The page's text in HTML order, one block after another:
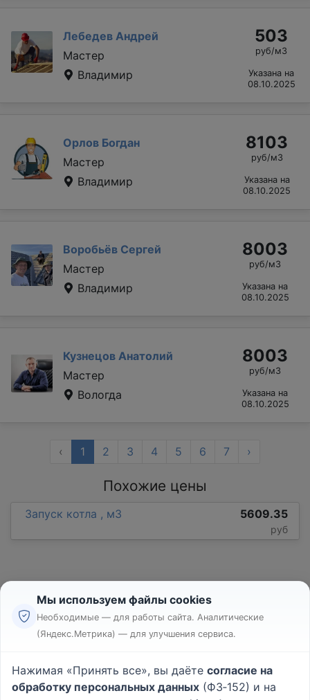
Лебедев Андрей
Мастер
Владимир
503
руб/м3
Указана на
08.10.2025
Орлов Богдан
Мастер
Владимир
8103
руб/м3
Указана на
08.10.2025
Воробьёв Сергей
Мастер
Владимир
8003
руб/м3
Указана на
08.10.2025
Кузнецов Анатолий
Мастер
Вологда
8003
руб/м3
Указана на
08.10.2025
‹ 1 2 3 4 5 6 7 ›
Похожие цены
Запуск котла , м3 5609.35
руб
Реклама
Пользовательское соглашение
Политика конфиденциальности
Мы используем файлы cookies
Необходимые — для работы сайта. Аналитические
(Яндекс.Метрика) — для улучшения сервиса.
Нажимая «Принять все», вы даёте согласие на
обработку персональных данных (ФЗ‑152) и на